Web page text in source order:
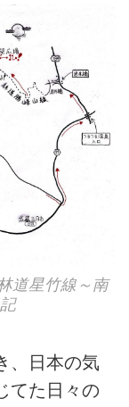
道星竹線～南
、日本の気
てた日々の